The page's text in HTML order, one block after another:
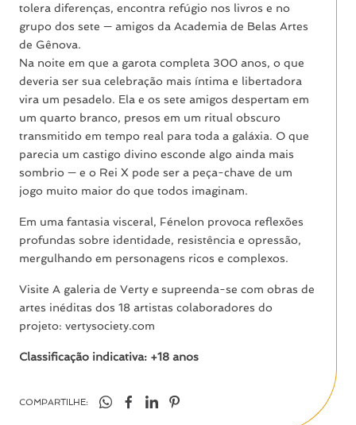
tolera diferenças, encontra refúgio nos livros e no
grupo dos sete — amigos da Academia de Belas Artes
de Gênova.
Na noite em que a garota completa 300 anos, o que
deveria ser sua celebração mais íntima e libertadora
vira um pesadelo. Ela e os sete amigos despertam em
um quarto branco, presos em um ritual obscuro
transmitido em tempo real para toda a galáxia. O que
parecia um castigo divino esconde algo ainda mais
sombrio — e o Rei X pode ser a peça-chave de um
jogo muito maior do que todos imaginam.
Em uma fantasia visceral, Fénelon provoca reflexões
profundas sobre identidade, resistência e opressão,
mergulhando em personagens ricos e complexos.
Visite A galeria de Verty e supreenda-se com obras de
artes inéditas dos 18 artistas colaboradores do
projeto: vertysociety.com
Classificação indicativa: +18 anos
COMPARTILHE: